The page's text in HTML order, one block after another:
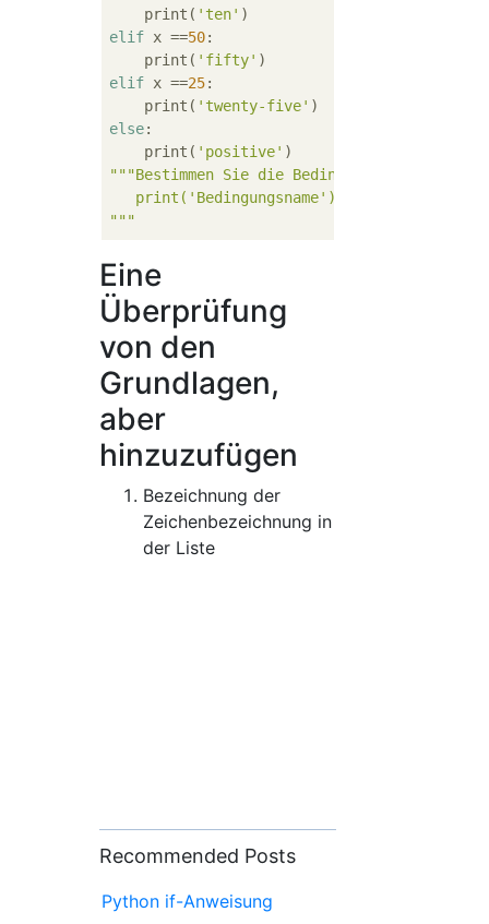
    print(
'ten'
elif x ==50:
    print(
'fifty'
elif x ==25:
    print(
'twenty-five'
else:
    print(
'positive'
"""Bestimmen Sie die Bedingungen für den
   print('Bedingungsname')
"""
Eine
Überprüfung
von den
Grundlagen,
aber
hinzuzufügen
Bezeichnung der
Zeichenbezeichnung in
der Liste
Recommended Posts
Python if-Anweisung